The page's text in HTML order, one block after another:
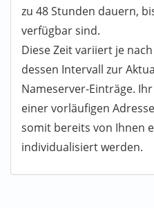
zu 48 Stunden dauern,
verfügbar sind.
Diese Zeit variiert je
dessen Intervall zur
Nameserver-Einträge.
einer vorläufigen
somit bereits von Ihnen
individualisiert werden.